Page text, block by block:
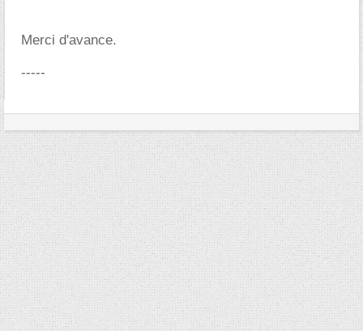
Merci d'avance.
-----